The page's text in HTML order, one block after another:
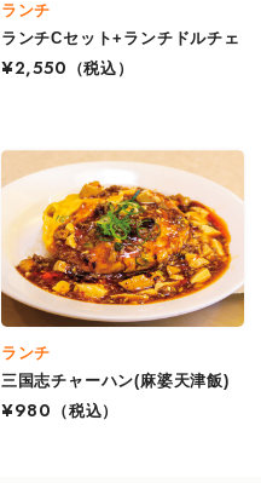
ランチ
ランチCセット+ランチドルチェ
¥2,550
（税込）
ランチ
三国志チャーハン(麻婆天津飯)
¥980
（税込）